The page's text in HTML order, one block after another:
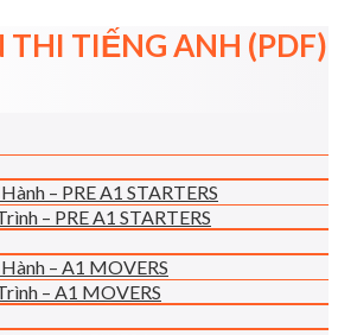
THI TIẾNG ANH (PDF)
– PRE A1 STARTERS
– PRE A1 STARTERS
– A1 MOVERS
– A1 MOVERS